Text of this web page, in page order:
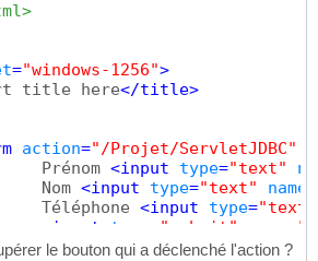
="windows-1256">
title here</title>
action="/Projet/ServletJDBC"
		Prénom
<input type="text"
		Nom
<input type="text" name
		Téléphone
<input type="text"
<input
type "submit"
<input type ="submit" name=
le bouton qui a déclenché l'action ?